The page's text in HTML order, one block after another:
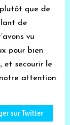
que de
de
vu
pour bien
et secourir le
attention.
sur Twitter